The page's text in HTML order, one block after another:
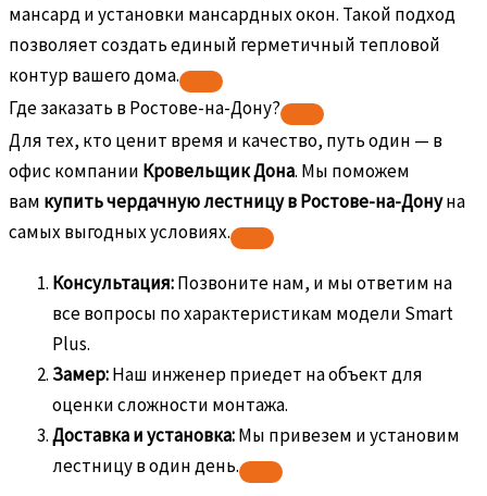
мансард и установки мансардных окон. Такой подход
позволяет создать единый герметичный тепловой
контур вашего дома.
Где заказать в Ростове-на-Дону?
Для тех, кто ценит время и качество, путь один — в
офис компании Кровельщик Дона. Мы поможем
вам купить чердачную лестницу в Ростове-на-Донуна
самых выгодных условиях.
Консультация:Позвоните нам, и мы ответим на
все вопросы по характеристикам модели Smart
Plus.
Замер:Наш инженер приедет на объект для
оценки сложности монтажа.
Доставка и установка:Мы привезем и установим
лестницу в один день.